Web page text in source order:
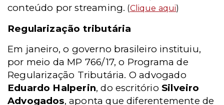
conteúdo por streaming. (Clique aqui)
Regularização tributária
Em janeiro, o governo brasileiro instituiu,
por meio da MP 766/17, o Programa de
Regularização Tributária. O advogado
Eduardo Halperin, do escritório Silveiro
Advogados, aponta que diferentemente de